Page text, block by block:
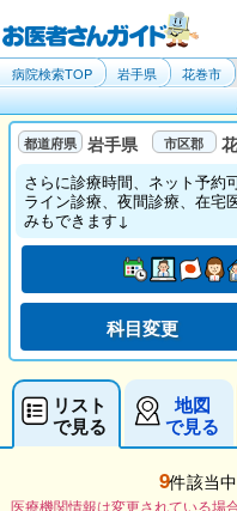
病院検索TOP 岩手県 花巻市
岩手県
さらに診療時間、ネット予約
ライン診療、夜間診療、在宅
みもできます↓
科目変更
リスト
で見る
地図
で見る
9件該当中
医療機関情報は変更されている場